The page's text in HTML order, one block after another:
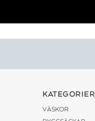
KATEGORIER
VÄSKOR